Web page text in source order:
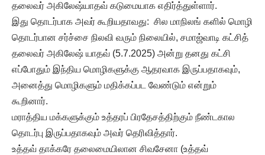
தலைவர் அகிலேஷ்யாதவ் கடுமையாக எதிர்த்துள்ளார்.
இது தொடர்பாக அவர் கூறியதாவது: சில மாநிலங் களில் மொழி
தொடர்பான சர்ச்சை நிலவி வரும் நிலையில், சமாஜ்வாடி கட்சித்
தலைவர் அகிலேஷ் யாதவ் (5.7.2025) அன்று தனது கட்சி
எப்போதும் இந்திய மொழிகளுக்கு ஆதரவாக இருப்பதாகவும்,
அனைத்து மொழிகளும் மதிக்கப்பட வேண்டும் என்றும்
கூறினார்.
மராத்திய மக்களுக்கும் உத்தரப் பிரதேசத்திற்கும் நீண்டகால
தொடர்பு இருப்பதாகவும் அவர் தெரிவித்தார்.
உத்தவ் தாக்கரே தலைமையிலான சிவசேனா (உத்தவ்